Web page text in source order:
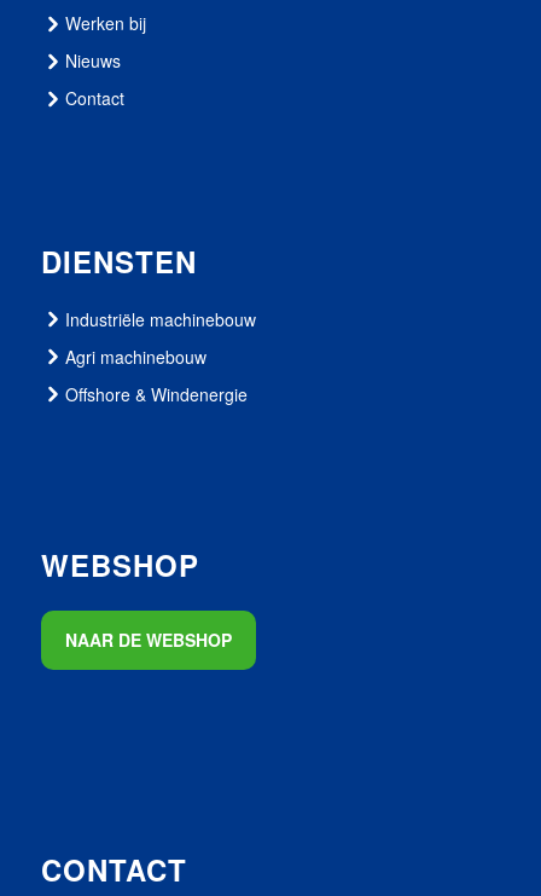
Werken bij
Nieuws
Contact
DIENSTEN
Industriële machinebouw
Agri machinebouw
Offshore & Windenergie
WEBSHOP
NAAR DE WEBSHOP
CONTACT